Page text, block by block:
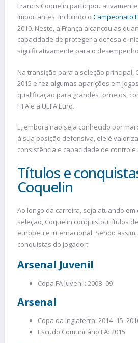
Francis Coquelin participou
importantes, incluindo o Campeonato
2010. Neste, a França alcançou as
capacidade de proteger a defesa e
significativamente para o
Na transição para a seleção principal,
2015 e fez algumas aparições em
qualificação para grandes torneios,
FIFA e a UEFA Euro.
E, embora não seja conhecido por
à sua posição defensiva, ele é
consistência e capacidade de controle
Títulos e
Coquelin
Ao longo da carreira, seja atuando
seleção, Coquelin conquistou títulos
europeu e internacional. Sendo
conquistas do jogador:
Arsenal Juvenil
Copa FA Juvenil: 2008–09
Arsenal
Copa da Inglaterra: 2014–15,
Escudo Comunitário FA: 2015